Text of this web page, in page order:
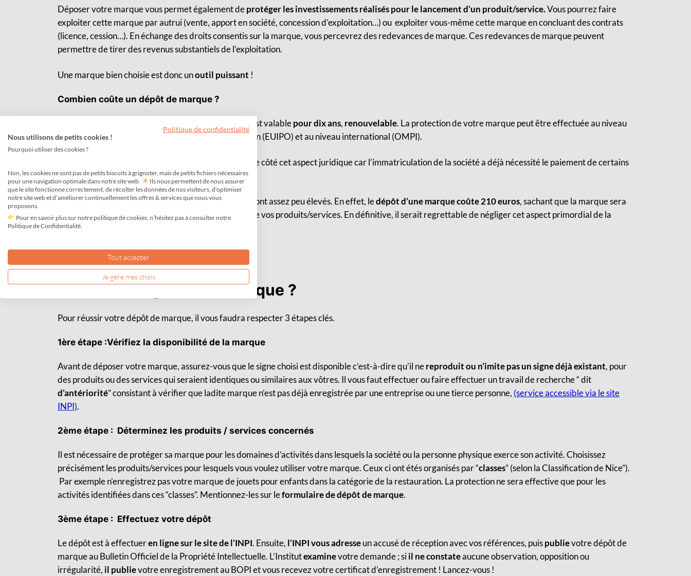
Déposer votre marque vous permet également deprotéger les investissements réalisés pour le lancement d’un produit/service.Vous pourrez faire
exploiter cette marque par autrui (vente, apport en société, concession d’exploitation…) ou exploiter vous-même cette marque en concluant des contrats
(licence, cession…). En échange des droits consentis sur la marque, vous percevrez des redevances de marque. Ces redevances de marque peuvent
permettre de tirer des revenus substantiels de l’exploitation.
Une marque bien choisie est donc unoutil puissant !
Combien coûte un dépôt de marque ?
Ce monopole d’exploitation sur le territoire français est valablepour dix ans, renouvelable. La protection de votre marque peut être effectuée au niveau
français (INPI), mais aussi étendue au niveaueuropéen (EUIPO) et au niveau international (OMPI).
De nombreux entrepreneurs ont tendance à laisser de côté cet aspect juridique car l’immatriculation de la société a déjà nécessité le paiement de certains
frais pour une trésorerie souvent limitée.
Pourtant c’est une procédure pour laquelle les coûts sont assez peu élevés. En effet, ledépôt d’une marque coûte 210 euros, sachant que la marque sera
protégée selon des classes bien définies en fonction de vos produits/services. En définitive, il serait regrettable de négliger cet aspect primordial de la
protection de la propriété intellectuelle.
Comment déposer ma marque ?
Pour réussir votre dépôt de marque, il vous faudra respecter 3 étapes clés.
1ère étape :Vérifiez la disponibilité de la marque
Avant de déposer votre marque, assurez-vous que le signe choisi est disponible c’est-à-dire qu’il nereproduit ou n’imite pas un signe déjà existant, pour
des produits ou des services qui seraient identiques ou similaires aux vôtres. Il vous faut effectuer ou faire effectuerun travail de recherche “ dit
d’antériorité” consistant à vérifier que ladite marque n’est pas déjà enregistrée par une entreprise ou une tierce personne, (service accessible via le site
INPI).
2ème étape : Déterminez les produits / services concernés
Il est nécessaire de protéger sa marque pour les domaines d’activités dans lesquels la société ou la personne physique exerce son activité. Choisissez
précisément les produits/services pour lesquels vous voulez utiliser votre marque. Ceux ci ont étés organisés par “classes” (selon la Classification de Nice”).
Par exemple n’enregistrez pas votre marque de jouets pour enfants dans la catégorie de la restauration. La protection ne sera effective que pour les
activités identifiées dans ces “classes”. Mentionnez-les sur leformulaire de dépôt de marque.
3ème étape : Effectuez votre dépôt
Le dépôt est à effectueren ligne sur le site de l’INPI. Ensuite, l’INPI vous adresseun accusé de réception avec vos références, puispublievotre dépôt de
marque au Bulletin Officiel de la Propriété Intellectuelle. L’Institutexaminevotre demande ; siil ne constateaucune observation, opposition ou
irrégularité, il publievotre enregistrement au BOPI et vous recevez votre certificat d’enregistrement ! Lancez-vous !
Politique de confidentialité
Nous utilisons de petits cookies !
Pourquoi utiliser des cookies ?
Non, les cookies ne sont pas de petits biscuits à grignoter, mais de petits fichiers nécessaires
pour une navigation optimale dans notre site web.
Ils nous permettent de nous assurer
que le site fonctionne correctement, de récolter les données de nos visiteurs, d’optimiser
notre site web et d’améliorer continuellement les offres & services que nous vous
proposons.
Pour en savoir plus sur notre politique de cookies, n’hésitez pas à consulter notre
Politique de Confidentialité.
Tout accepter
Je gère mes choix